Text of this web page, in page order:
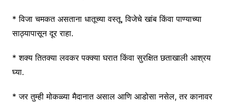
* विजा चमकत असताना धातूच्या वस्तू, विजेचे खांब किंवा पाण्याच्या
साठ्यापासून दूर राहा.
* शक्य तितक्या लवकर पक्क्या घरात किंवा सुरक्षित छताखाली आश्रय
घ्या.
* जर तुम्ही मोकळ्या मैदानात असाल आणि आडोसा नसेल, तर कानावर